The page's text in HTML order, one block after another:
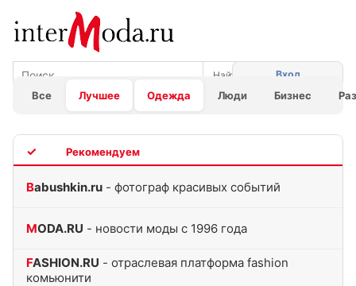
Все Лучшее Одежда Люди Бизнес
Вход
Babushkin.ru - фотограф красивых событий
MODA.RU - новости моды с 1996 года
FASHION.RU - отраслевая платформа fashion
комьюнити